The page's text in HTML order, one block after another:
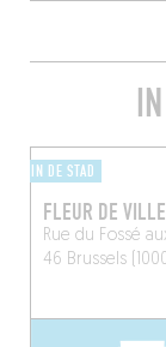
IN DE STAD
FLEUR DE VILLE
Rue du Fossé
46 Brussels